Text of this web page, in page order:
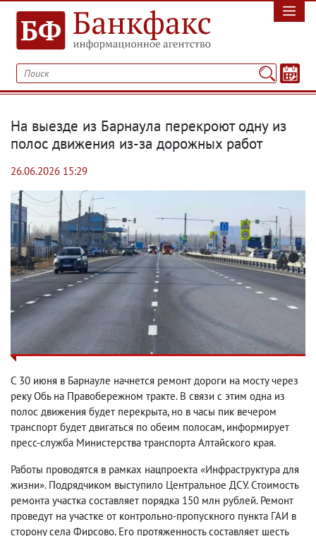
На выезде из Барнаула перекроют одну из
полос движения из-за дорожных работ
26.06.2026 15:29
С 30 июня в Барнауле начнется ремонт дороги на мосту через
реку Обь на Правобережном тракте. В связи с этим одна из
полос движения будет перекрыта, но в часы пик вечером
транспорт будет двигаться по обеим полосам, информирует
пресс-служба Министерства транспорта Алтайского края.
Работы проводятся в рамках нацпроекта «Инфраструктура для
жизни». Подрядчиком выступило Центральное ДСУ. Стоимость
ремонта участка составляет порядка 150 млн рублей. Ремонт
проведут на участке от контрольно-пропускного пункта ГАИ в
сторону села Фирсово. Его протяженность составляет шесть